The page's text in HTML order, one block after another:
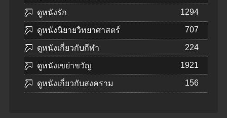
ดูหนังรัก 1294
ดูหนังนิยายวิทยาศาสตร์ 707
ดูหนังเกี่ยวกับกีฬา 224
ดูหนังเขย่าขวัญ 1921
ดูหนังเกี่ยวกับสงคราม 156